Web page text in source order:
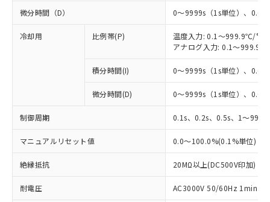
微分時間（D） 0～9999s（1s単位）、0.0
冷却用 比例帯(P)
温度入力: 0.1～999.9℃/°F
アナログ入力: 0.1～
積分時間(I) 0～9999s（1s単位）、0.0
微分時間(D) 0～9999s（1s単位）、0.0
制御周期 0.1s、0.2s、0.5s、1～99s
マニュアルリセット値 0.0～100.0%(0.1%単位)
絶縁抵抗 20MΩ以上(DC500V印加)
耐電圧 AC3000V 50/60Hz 1min (
※1 対応状況
対応済み：EU RoHS指令（10物質）の
非含有に対応した製品が提供可能な商品で
す。
対応予定：EU RoHS指令（10物質）の非含
有に対応した製品に切り替える予定のある